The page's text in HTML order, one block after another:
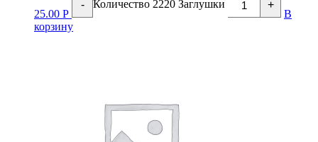
25.00 Р
- Количество 2220 Заглушки +
В
корзину